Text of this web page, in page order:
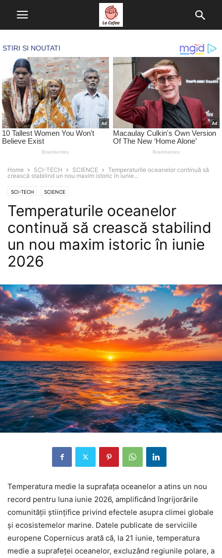
Home SCI-TECH SCIENCE
Temperaturile oceanelor continuă să
crească stabilind un nou maxim istoric în iunie...
SCI-TECH SCIENCE
Temperaturile oceanelor
continuă să crească stabilind
un nou maxim istoric în iunie
2026
Temperatura medie la suprafața oceanelor a atins un nou
record pentru luna iunie 2026, amplificând îngrijorările
comunității științifice privind efectele asupra climei globale
și ecosistemelor marine. Datele publicate de serviciile
europene Copernicus arată că, la 21 iunie, temperatura
medie a suprafeței oceanelor, excluzând regiunile polare, a